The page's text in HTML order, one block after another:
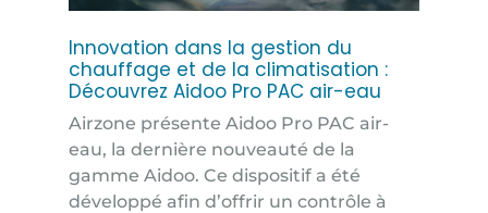
Innovation dans la gestion du
chauffage et de la climatisation :
Découvrez Aidoo Pro PAC air-eau
Airzone présente Aidoo Pro PAC air-
eau, la dernière nouveauté de la
gamme Aidoo. Ce dispositif a été
développé afin d’offrir un contrôle à